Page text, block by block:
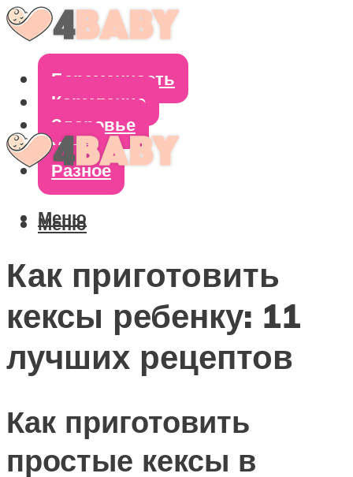
Беременность
Кормление
Здоровье
Уход
Разное
Меню
Меню
Как приготовить
кексы ребенку: 11
лучших рецептов
Как приготовить
простые кексы в